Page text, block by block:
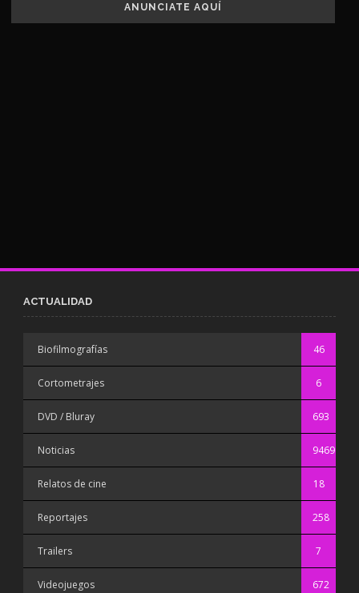
ANUNCIATE AQUÍ
ACTUALIDAD
Biofilmografías 46
Cortometrajes 6
DVD / Bluray 693
Noticias 9469
Relatos de cine 18
Reportajes 258
Trailers 7
Videojuegos 672